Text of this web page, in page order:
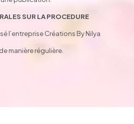
SUR LA PROCEDURE
l’entreprise Créations By Nilya
manière régulière.